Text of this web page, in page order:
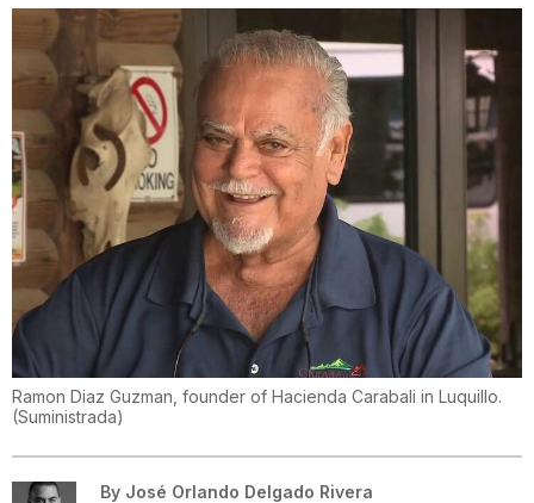
Ramon Diaz Guzman, founder of Hacienda Carabali in Luquillo.
(Suministrada)
By José Orlando Delgado Rivera